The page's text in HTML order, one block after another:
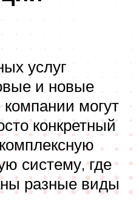
услуг
и новые
могут
конкретный
систему, где
разные виды